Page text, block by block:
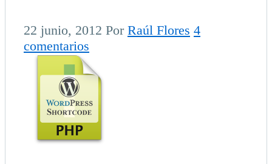
22 junio, 2012 Por Raúl Flores 4
comentarios